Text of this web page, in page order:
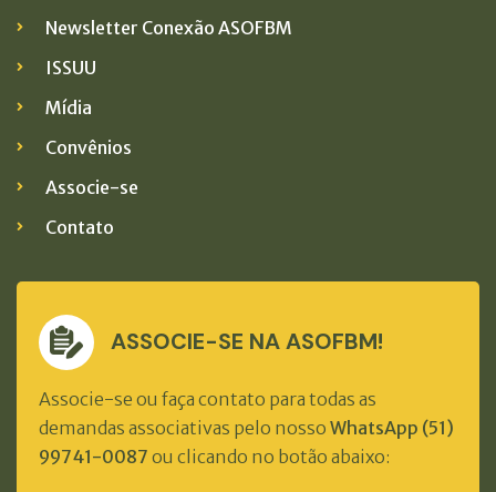
Newsletter Conexão ASOFBM
ISSUU
Mídia
Convênios
Associe-se
Contato
ASSOCIE-SE NA ASOFBM!
Associe-se ou faça contato para todas as
demandas associativas pelo nosso WhatsApp (51)
99741-0087 ou clicando no botão abaixo: